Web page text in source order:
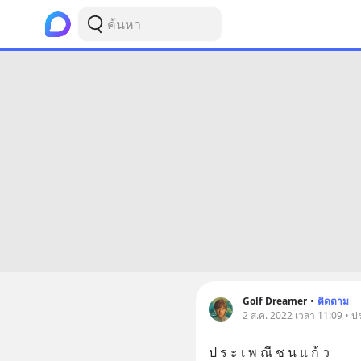
Golf Dreamer • ติดตาม
2 ส.ค. 2022 เวลา 11:09 •
ป ร ะ เ พ ณี ช น แ ก้ ว